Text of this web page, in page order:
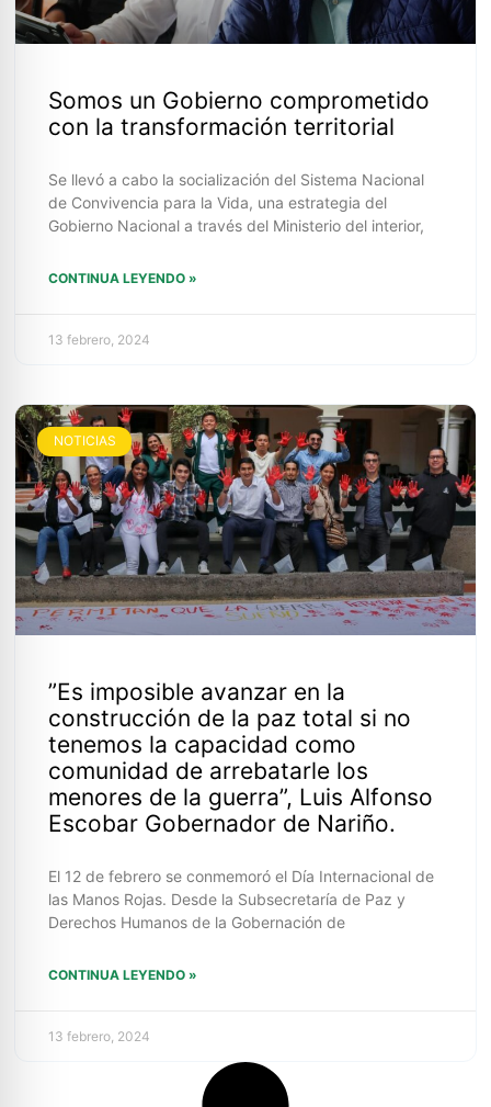
Somos un Gobierno comprometido
con la transformación territorial
Se llevó a cabo la socialización del Sistema Nacional
de Convivencia para la Vida, una estrategia del
Gobierno Nacional a través del Ministerio del interior,
CONTINUA LEYENDO »
13 febrero, 2024
NOTICIAS
”Es imposible avanzar en la
construcción de la paz total si no
tenemos la capacidad como
comunidad de arrebatarle los
menores de la guerra”, Luis Alfonso
Escobar Gobernador de Nariño.
El 12 de febrero se conmemoró el Día Internacional de
las Manos Rojas. Desde la Subsecretaría de Paz y
Derechos Humanos de la Gobernación de
CONTINUA LEYENDO »
13 febrero, 2024